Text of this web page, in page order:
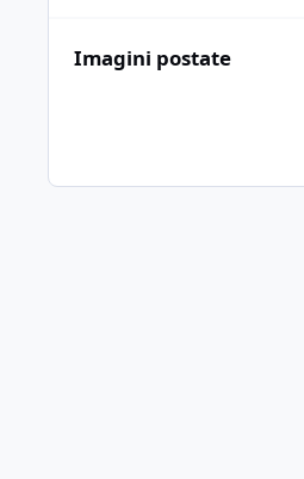
Imagini postate